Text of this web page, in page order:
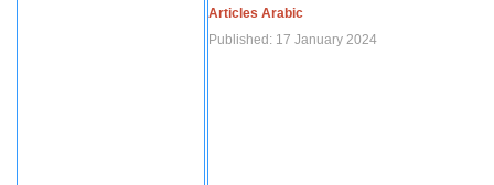
Articles Arabic
Published: 17 January 2024